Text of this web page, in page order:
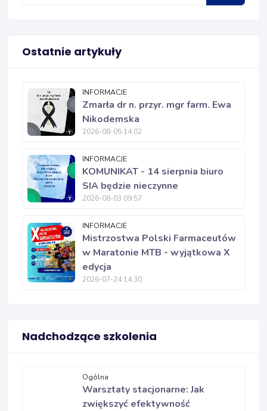
Ostatnie artykuły
INFORMACJE
Zmarła dr n. przyr. mgr farm. Ewa
Nikodemska
2026-08-05 14:02
INFORMACJE
KOMUNIKAT - 14 sierpnia biuro
SIA będzie nieczynne
2026-08-03 09:57
INFORMACJE
Mistrzostwa Polski Farmaceutów
w Maratonie MTB - wyjątkowa X
edycja
2026-07-24 14:30
Nadchodzące szkolenia
Ogólna
Warsztaty stacjonarne: Jak
zwiększyć efektywność